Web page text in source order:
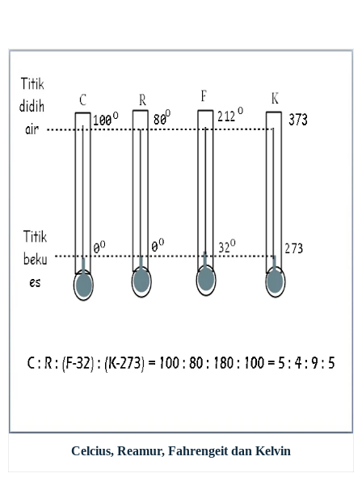
Celcius, Reamur, Fahrengeit dan Kelvin